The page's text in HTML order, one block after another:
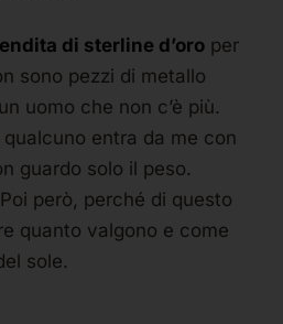
di sterline d’oro per
sono pezzi di metallo
uomo che non c’è più.
entra da me con
guardo solo il peso.
però, perché di questo
quanto valgono e come
sole.